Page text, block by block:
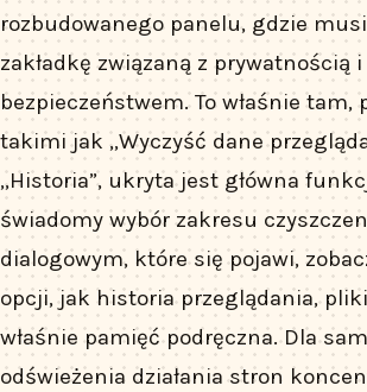
rozbudowanego panelu, gdzie
zakładkę związaną z prywatnością i
bezpieczeństwem. To właśnie tam,
takimi jak „Wyczyść dane
„Historia”, ukryta jest główna
świadomy wybór zakresu
dialogowym, które się pojawi,
opcji, jak historia przeglądania,
właśnie pamięć podręczna. Dla
odświeżenia działania stron